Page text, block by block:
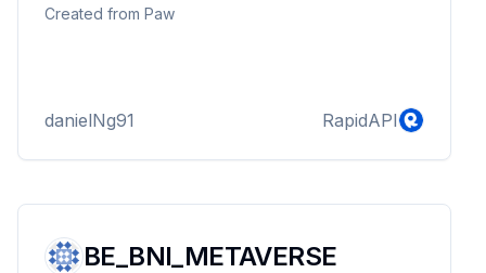
Created from Paw
danielNg91 RapidAPI
BE_BNI_METAVERSE